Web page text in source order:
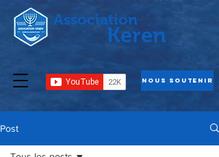
Association
Nous Soutenir
Keren
Post